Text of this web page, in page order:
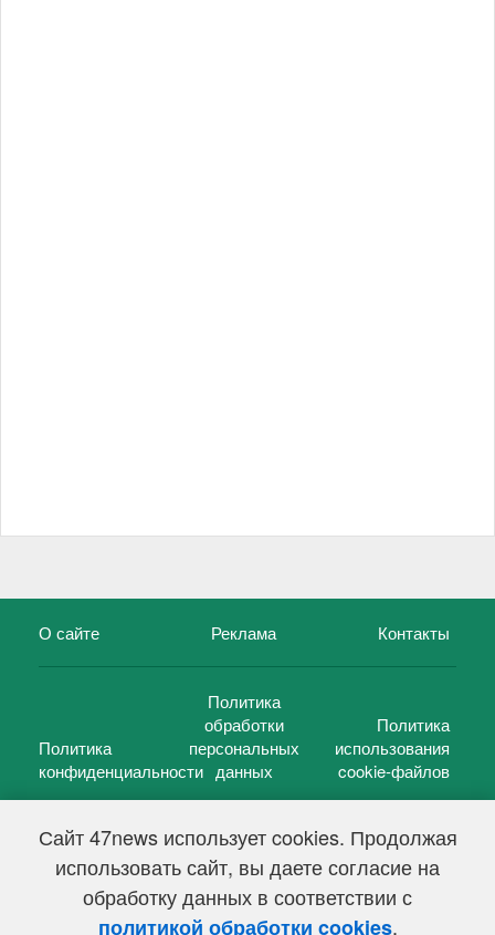
Сайт 47news использует cookies. Продолжая
использовать сайт, вы даете согласие на
обработку данных в соответствии с
политикой обработки cookies.
О сайте Реклама Контакты
Политика
конфиденциальности
Политика
обработки
персональных
данных
Политика
использования
cookie-файлов
47 новостей (47 news)2005 — 2026 г.
Свидетельство о регистрации СМИ Эл № ФС 77-39848, выдано
Федеральной службой по надзору в сфере связи,